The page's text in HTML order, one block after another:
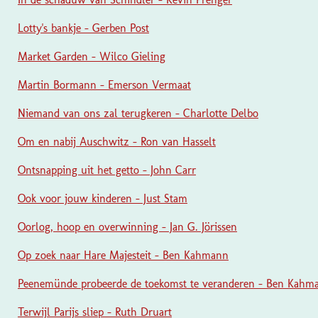
Lotty's bankje - Gerben Post
Market Garden - Wilco Gieling
Martin Bormann - Emerson Vermaat
Niemand van ons zal terugkeren - Charlotte Delbo
Om en nabij Auschwitz - Ron van Hasselt
Ontsnapping uit het getto - John Carr
Ook voor jouw kinderen - Just Stam
Oorlog, hoop en overwinning - Jan G. Jörissen
Op zoek naar Hare Majesteit - Ben Kahmann
Peenemünde probeerde de toekomst te veranderen - Ben
Terwijl Parijs sliep - Ruth Druart